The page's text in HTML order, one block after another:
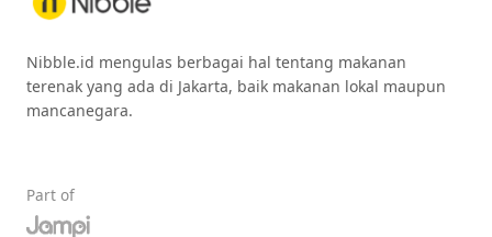
Nibble.id mengulas berbagai hal tentang makanan
terenak yang ada di Jakarta, baik makanan lokal maupun
mancanegara.
Part of